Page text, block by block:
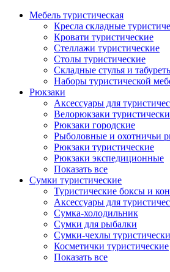
Мебель туристическая
Кресла складные
Кровати туристические
Стеллажи туристические
Столы туристические
Складные стулья и
Наборы туристической
Рюкзаки
Аксессуары для
Велорюкзаки
Рюкзаки городские
Рыболовные и охотничьи
Рюкзаки туристические
Рюкзаки экспедиционные
Показать все
Сумки туристические
Туристические боксы и
Аксессуары для
Сумка-холодильник
Сумки для рыбалки
Сумки-чехлы
Косметички туристические
Показать все